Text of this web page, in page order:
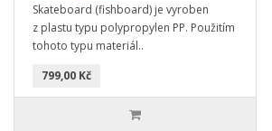
Skateboard (fishboard) je vyroben
z plastu typu polypropylen PP. Použitím
tohoto typu materiál..
799,00 Kč